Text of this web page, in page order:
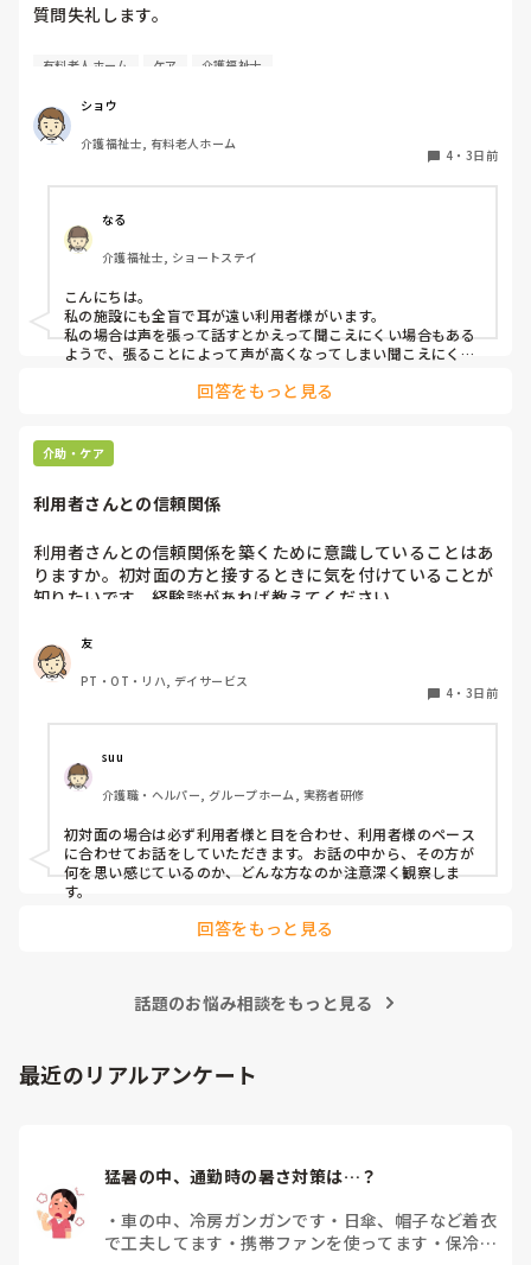
質問失礼します。
耳が遠く、目もあまり見えていない利用者様への声かけにつ
現在、私は「大きな声で、ゆっくり耳元でお話しする」とい
う方法で対応しています。
聞き取れると安心していただける方なので何とか理解しても
かり、痛めてしまうことがあります。
みなさんの職場で、このような方と関わる際に工夫している
ことや、喉に負担をかけずに意思疎通ができる良い方法など
よろしくお願いします。
有料老人ホーム ケア 介護福祉士
ショウ
介護福祉士, 有料老人ホーム
4 ・ 3日前
なる
介護福祉士, ショートステイ
こんにちは。
私の施設にも全盲で耳が遠い利用者様がいます。
私の場合は声を張って話すとかえって聞こえにくい場合もある
ようで、張ることによって声が高くなってしまい聞こえにくい
回答をもっと見る
介助・ケア
利用者さんとの信頼関係
利用者さんとの信頼関係を築くために意識していることはあ
りますか。初対面の方と接するときに気を付けていることが
知りたいです。経験談があれば教えてください。
友
PT・OT・リハ, デイサービス
4 ・ 3日前
suu
介護職・ヘルパー, グループホーム, 実務者研修
初対面の場合は必ず利用者様と目を合わせ、利用者様のペース
に合わせてお話をしていただきます。お話の中から、その方が
何を思い感じているのか、どんな方なのか注意深く観察しま
す。
回答をもっと見る
話題のお悩み相談をもっと見る
最近のリアルアンケート
猛暑の中、通勤時の暑さ対策は…？
・車の中、冷房ガンガンです ・ 日傘、帽子など着衣
で工夫してます ・携帯ファンを使ってます ・ 保冷剤